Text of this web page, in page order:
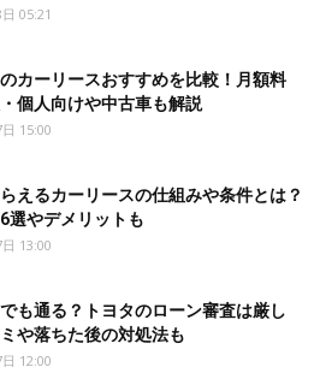
05:21
カーリースおすすめを比較！月額料
個人向けや中古車も解説
15:00
えるカーリースの仕組みや条件とは？
選やデメリットも
13:00
も通る？トヨタのローン審査は厳し
や落ちた後の対処法も
12:00